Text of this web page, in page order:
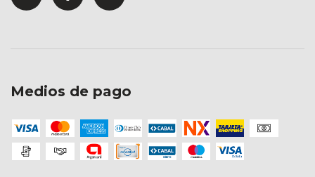
Medios de pago